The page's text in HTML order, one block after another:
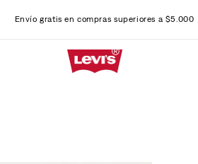
Envío gratis en compras superiores a $5.000